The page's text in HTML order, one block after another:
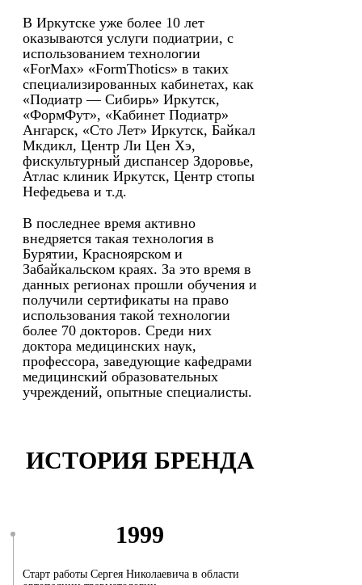
В Иркутске уже более 10 лет
оказываются услуги подиатрии, с
использованием технологии
«ForMax» «FormThotics» в таких
специализированных кабинетах, как
«Подиатр — Сибирь» Иркутск,
«ФормФут», «Кабинет Подиатр»
Ангарск, «Сто Лет» Иркутск, Байкал
Мкдикл, Центр Ли Цен Хэ,
фискультурный диспансер Здоровье,
Атлас клиник Иркутск, Центр стопы
Нефедьева и т.д.
В последнее время активно
внедряется такая технология в
Бурятии, Красноярском и
Забайкальском краях. За это время в
данных регионах прошли обучения и
получили сертификаты на право
использования такой технологии
более 70 докторов. Среди них
доктора медицинских наук,
профессора, заведующие кафедрами
медицинский образовательных
учреждений, опытные специалисты.
ИСТОРИЯ БРЕНДА
1999
Старт работы Сергея Николаевича в области